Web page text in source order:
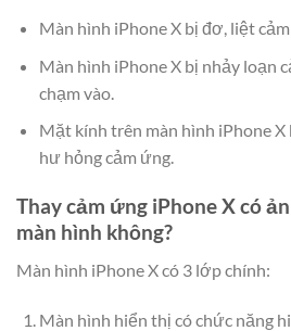
Màn hình iPhone X bị đơ, liệt
Màn hình iPhone X bị nhảy loạn
chạm vào.
Mặt kính trên màn hình iPhone
hư hỏng cảm ứng.
Thay cảm ứng iPhone X có
màn hình không?
Màn hình iPhone X có 3 lớp chính:
Màn hình hiển thị có chức năng